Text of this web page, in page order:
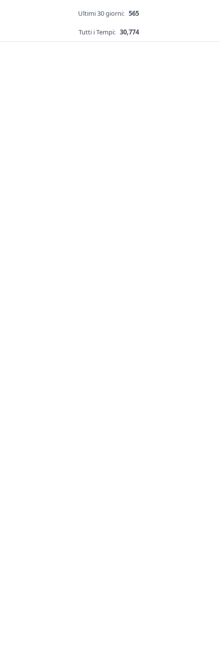
Ultimi 30 giorni: 565
Tutti i Tempi: 30,774